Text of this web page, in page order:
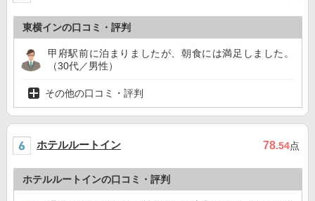
東横インの口コミ・評判
甲府駅前に泊まりましたが、朝食には満足しました。
（30代／男性）
その他の口コミ・評判
ホテルルートイン 78.54点
ホテルルートインの口コミ・評判